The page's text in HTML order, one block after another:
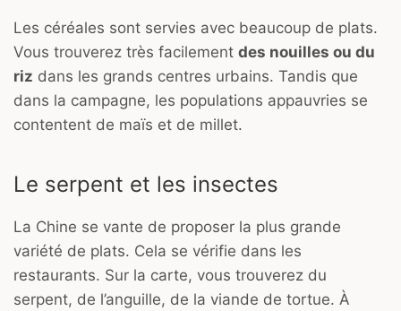
Les céréales sont servies avec beaucoup de plats.
Vous trouverez très facilement des nouilles ou du
riz dans les grands centres urbains. Tandis que
dans la campagne, les populations appauvries se
contentent de maïs et de millet.
Le serpent et les insectes
La Chine se vante de proposer la plus grande
variété de plats. Cela se vérifie dans les
restaurants. Sur la carte, vous trouverez du
serpent, de l’anguille, de la viande de tortue. À